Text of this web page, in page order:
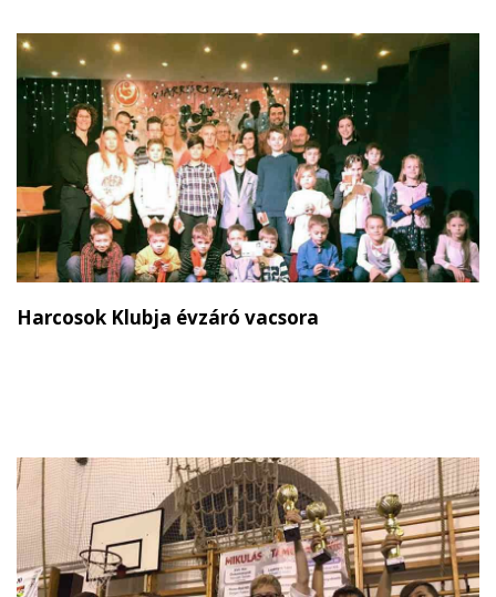
Harcosok Klubja évzáró vacsora